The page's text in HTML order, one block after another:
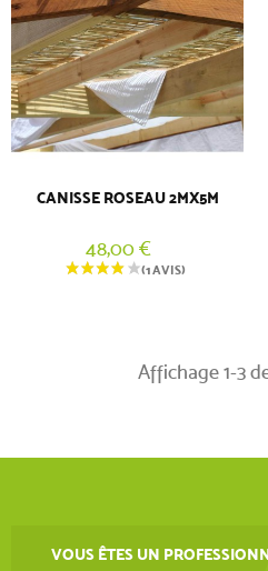
CANISSE ROSEAU 2MX5M
48,00 €
Affichage 1-3
VOUS ÊTES UN